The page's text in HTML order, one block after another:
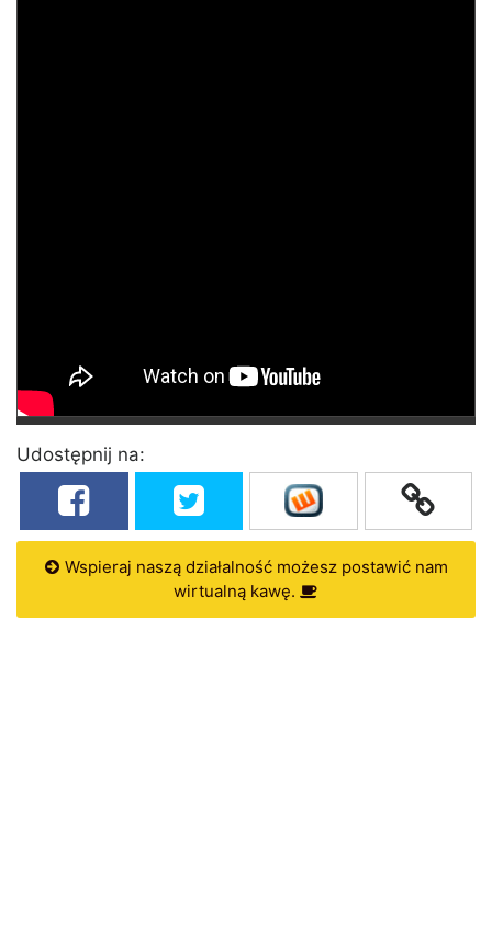
Udostępnij na:
Wspieraj naszą działalność możesz postawić nam
wirtualną kawę.